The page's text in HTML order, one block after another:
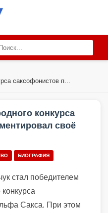
саксофонистов п...
конкурса
своё
БИОГРАФИЯ
стал победителем
Сакса. При этом